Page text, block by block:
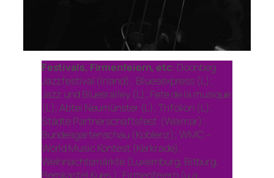
Festivals, Firmenfeiern, etc: Doonbeg
Jazzfestival (Irland); Bluesexpress (L);
Jazz und Bluesralley (L); Fete de la musique
(L); Abtei Neumünster (L); Trifolion (L);
Städte Partnerschaftsfest (Weimar);
Bundesgartenschau (Koblenz); WMC –
World Music Kontest (Kerkrade),
Weihnachtsmärkte (Luxemburg, Bitburg,
Bernkastel Kues,); Firmenfeiern (u.a.